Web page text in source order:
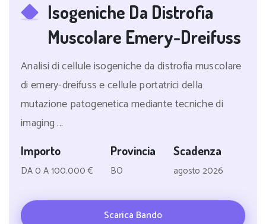
Isogeniche Da Distrofia
Muscolare Emery-Dreifuss
Analisi di cellule isogeniche da distrofia muscolare
di emery-dreifuss e cellule portatrici della
mutazione patogenetica mediante tecniche di
imaging ...
Importo
DA 0 A 100.000 €
Provincia
BO
Scadenza
agosto 2026
Scarica Bando